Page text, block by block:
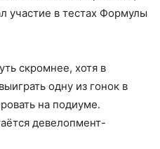
участие в тестах Формулы
скромнее, хотя в
одну из гонок в
на подиуме.
девелопмент-